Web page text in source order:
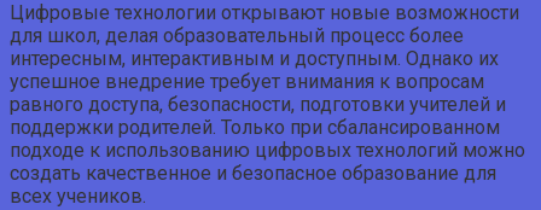
Цифровые технологии открывают новые возможности
для школ, делая образовательный процесс более
интересным, интерактивным и доступным. Однако их
успешное внедрение требует внимания к вопросам
равного доступа, безопасности, подготовки учителей и
поддержки родителей. Только при сбалансированном
подходе к использованию цифровых технологий можно
создать качественное и безопасное образование для
всех учеников.